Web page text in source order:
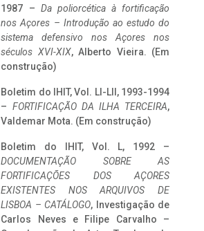
1987 – Da poliorcética à fortificação
nos Açores – Introdução ao estudo do
sistema defensivo nos Açores nos
séculos XVI-XIX, Alberto Vieira. (Em
construção)
Boletim do IHIT, Vol. LI-LII, 1993-1994
– FORTIFICAÇÃO DA ILHA TERCEIRA,
Valdemar Mota. (Em construção)
Boletim do IHIT, Vol. L, 1992 –
DOCUMENTAÇÃO SOBRE AS
FORTIFICAÇÕES DOS AÇORES
EXISTENTES NOS ARQUIVOS DE
LISBOA – CATÁLOGO, Investigação de
Carlos Neves e Filipe Carvalho –